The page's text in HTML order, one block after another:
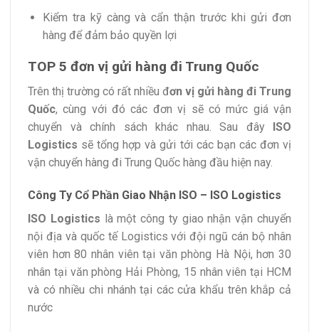
Kiểm tra kỹ càng và cẩn thận trước khi gửi đơn
hàng để đảm bảo quyền lợi
TOP 5 đơn vị gửi hàng đi Trung Quốc
Trên thị trường có rất nhiều đơn vị gửi hàng đi Trung
Quốc, cùng với đó các đơn vị sẽ có mức giá vận
chuyển và chính sách khác nhau. Sau đây ISO
Logistics sẽ tổng hợp và gửi tới các bạn các đơn vị
vận chuyển hàng đi Trung Quốc hàng đầu hiện nay.
Công Ty Cổ Phần Giao Nhận ISO – ISO Logistics
ISO Logistics là một công ty giao nhận vận chuyển
nội địa và quốc tế Logistics với đội ngũ cán bộ nhân
viên hơn 80 nhân viên tại văn phòng Hà Nội, hơn 30
nhân tại văn phòng Hải Phòng, 15 nhân viên tại HCM
và có nhiều chi nhánh tại các cửa khẩu trên khắp cả
nước